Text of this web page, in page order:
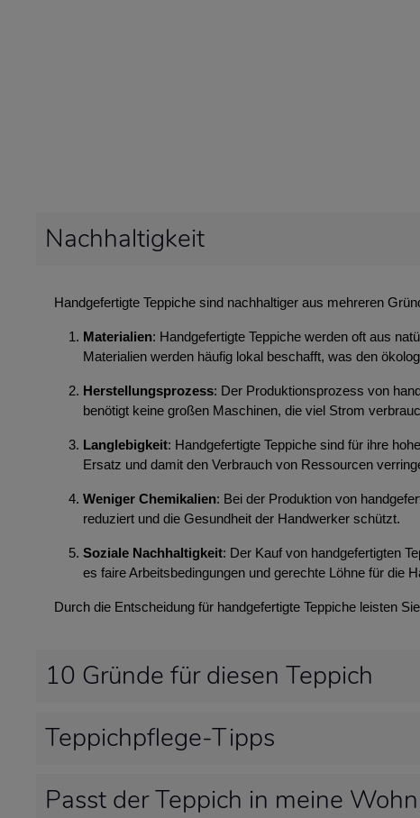
Nachhaltigkeit
Handgefertigte Teppiche sind nachhaltiger aus mehreren
Materialien: Handgefertigte Teppiche werden oft aus
Materialien werden häufig lokal beschafft, was den
Herstellungsprozess: Der Produktionsprozess von
benötigt keine großen Maschinen, die viel Strom
Langlebigkeit: Handgefertigte Teppiche sind für ihre
Ersatz und damit den Verbrauch von Ressourcen
Weniger Chemikalien: Bei der Produktion von
reduziert und die Gesundheit der Handwerker schützt.
Soziale Nachhaltigkeit: Der Kauf von handgefertigten
es faire Arbeitsbedingungen und gerechte Löhne für die
Durch die Entscheidung für handgefertigte Teppiche leisten
10 Gründe für diesen Teppich
Teppichpflege-Tipps
Passt der Teppich in meine